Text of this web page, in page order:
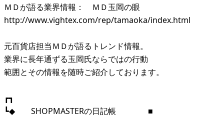
ＭＤが語る業界情報： ＭＤ玉岡の眼
http://www.vightex.com/rep/tamaoka/index.html
元百貨店担当ＭＤが語るトレンド情報。
業界に長年通ずる玉岡氏ならではの行動
範囲とその情報を随時ご紹介しております。
┏┓
┗◆ SHOPMASTERの日記帳 ■